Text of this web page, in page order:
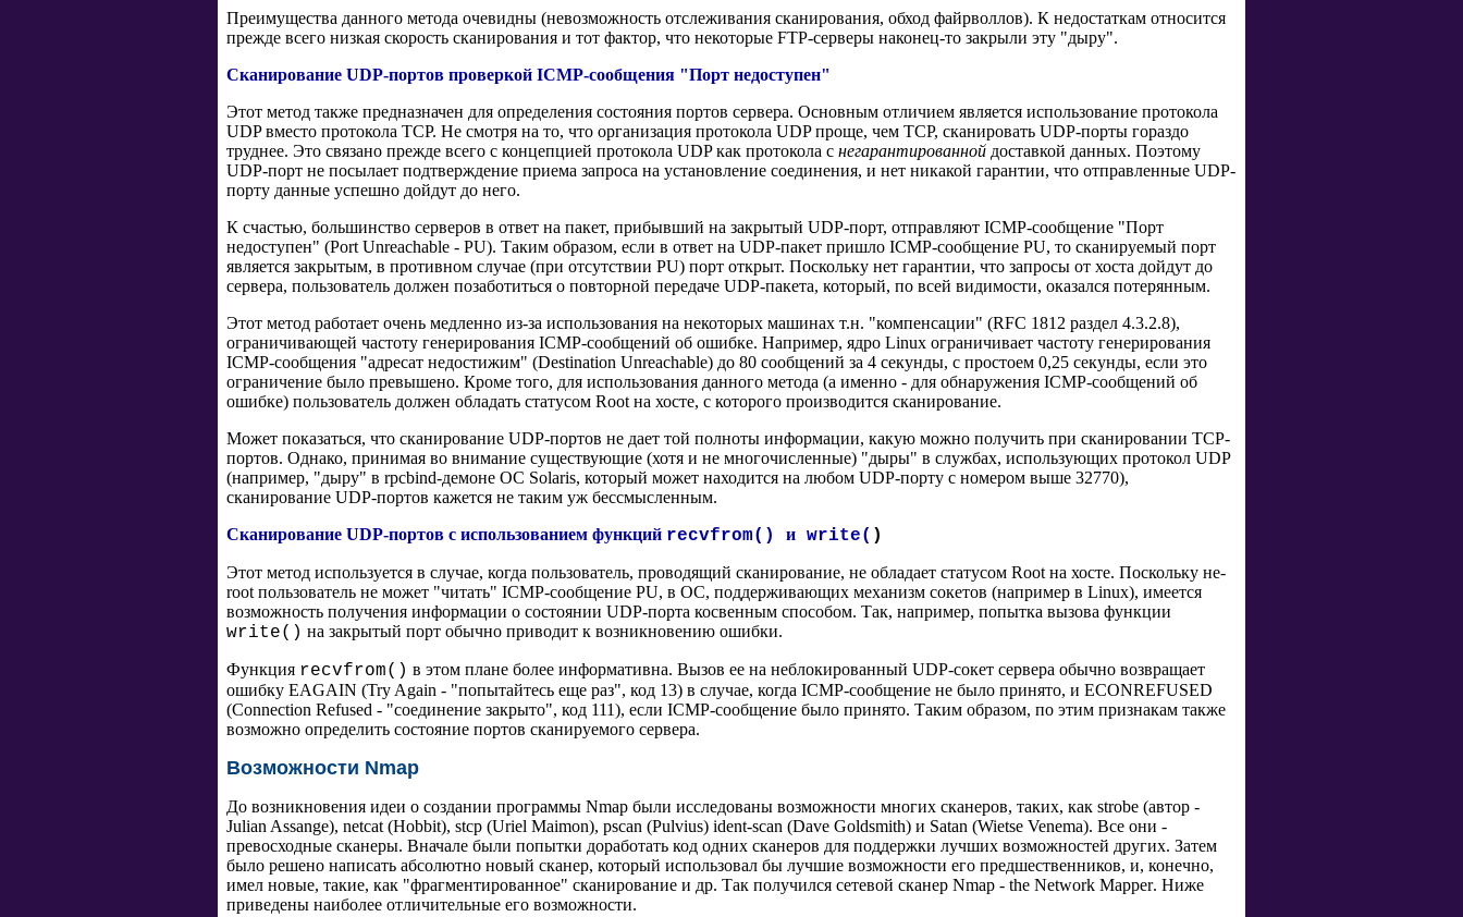
Преимущества данного метода очевидны (невозможность отслеживания сканирования, обход файрволлов). К недостаткам относится
прежде всего низкая скорость сканирования и тот фактор, что некоторые FTP-серверы наконец-то закрыли эту "дыру".
Сканирование UDP-портов проверкой ICMP-сообщения "Порт недоступен"
Этот метод также предназначен для определения состояния портов сервера. Основным отличием является использование протокола
UDP вместо протокола TCP. Не смотря на то, что организация протокола UDP проще, чем TCP, сканировать UDP-порты гораздо
труднее. Это связано прежде всего с концепцией протокола UDP как протокола с негарантированной доставкой данных. Поэтому
UDP-порт не посылает подтверждение приема запроса на установление соединения, и нет никакой гарантии, что отправленные UDP-
порту данные успешно дойдут до него.
К счастью, большинство серверов в ответ на пакет, прибывший на закрытый UDP-порт, отправляют ICMP-сообщение "Порт
недоступен" (Port Unreachable - PU). Таким образом, если в ответ на UDP-пакет пришло ICMP-сообщение PU, то сканируемый порт
является закрытым, в противном случае (при отсутствии PU) порт открыт. Поскольку нет гарантии, что запросы от хоста дойдут до
сервера, пользователь должен позаботиться о повторной передаче UDP-пакета, который, по всей видимости, оказался потерянным.
Этот метод работает очень медленно из-за использования на некоторых машинах т.н. "компенсации" (RFC 1812 раздел 4.3.2.8),
ограничивающей частоту генерирования ICMP-сообщений об ошибке. Например, ядро Linux ограничивает частоту генерирования
ICMP-сообщения "адресат недостижим" (Destination Unreachable) до 80 сообщений за 4 секунды, с простоем 0,25 секунды, если это
ограничение было превышено. Кроме того, для использования данного метода (а именно - для обнаружения ICMP-сообщений об
ошибке) пользователь должен обладать статусом Root на хосте, с которого производится сканирование.
Может показаться, что сканирование UDP-портов не дает той полноты информации, какую можно получить при сканировании TCP-
портов. Однако, принимая во внимание существующие (хотя и не многочисленные) "дыры" в службах, использующих протокол UDP
(например, "дыру" в rpcbind-демоне ОС Solaris, который может находится на любом UDP-порту с номером выше 32770),
сканирование UDP-портов кажется не таким уж бессмысленным.
Сканирование UDP-портов с использованием функций recvfrom() и write( )
Этот метод используется в случае, когда пользователь, проводящий сканирование, не обладает статусом Root на хосте. Поскольку не-
root пользователь не может "читать" ICMP-сообщение PU, в ОС, поддерживающих механизм сокетов (например в Linux), имеется
возможность получения информации о состоянии UDP-порта косвенным способом. Так, например, попытка вызова функции
write() на закрытый порт обычно приводит к возникновению ошибки.
Функция recvfrom() в этом плане более информативна. Вызов ее на неблокированный UDP-сокет сервера обычно возвращает
ошибку EAGAIN (Try Again - "попытайтесь еще раз", код 13) в случае, когда ICMP-сообщение не было принято, и ECONREFUSED
(Connection Refused - "соединение закрыто", код 111), если ICMP-сообщение было принято. Таким образом, по этим признакам также
возможно определить состояние портов сканируемого сервера.
Возможности Nmap
До возникновения идеи о создании программы Nmap были исследованы возможности многих сканеров, таких, как strobe (автор -
Julian Assange), netcat (Hobbit), stcp (Uriel Maimon), pscan (Pulvius) ident-scan (Dave Goldsmith) и Satan (Wietse Venema). Все они -
превосходные сканеры. Вначале были попытки доработать код одних сканеров для поддержки лучших возможностей других. Затем
было решено написать абсолютно новый сканер, который использовал бы лучшие возможности его предшественников, и, конечно,
имел новые, такие, как "фрагментированное" сканирование и др. Так получился сетевой сканер Nmap - the Network Mapper. Ниже
приведены наиболее отличительные его возможности.